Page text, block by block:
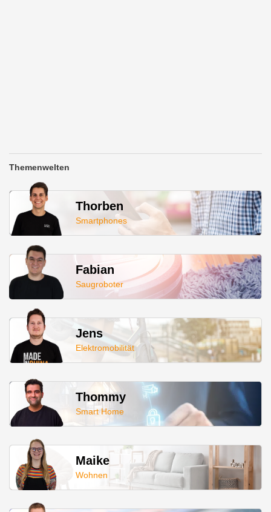
Themenwelten
Thorben
Smartphones
Fabian
Saugroboter
Jens
Elektromobilität
Thommy
Smart Home
Maike
Wohnen